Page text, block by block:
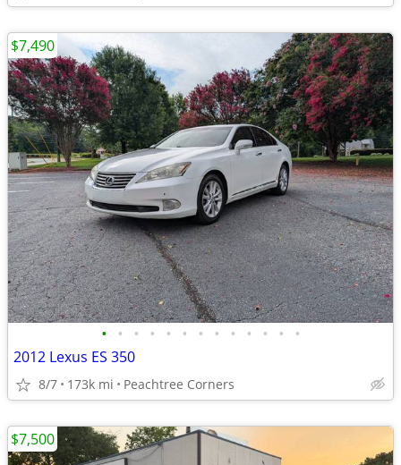
• • • • • • • • • • • • •
2012 Lexus ES 350
8/7 173k mi Peachtree Corners
$7,490
$7,500